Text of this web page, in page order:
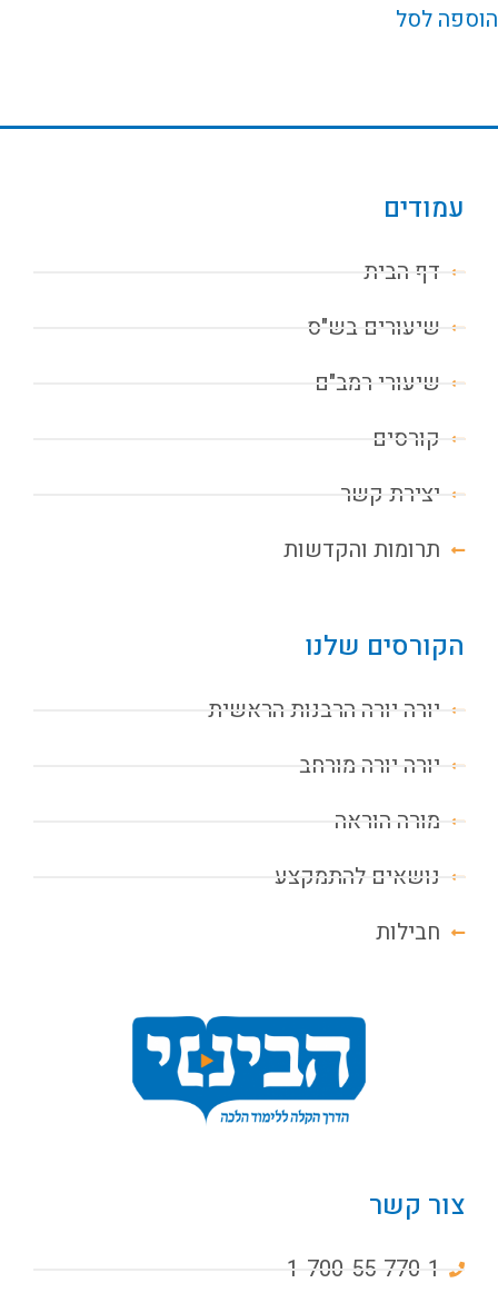
הוספה לסל
עמודים
דף הבית
שיעורים בש"ס
שיעורי רמב"ם
קורסים
יצירת קשר
תרומות והקדשות
הקורסים שלנו
יורה יורה הרבנות הראשית
יורה יורה מורחב
מורה הוראה
נושאים להתמקצע
חבילות
צור קשר
1-700-55-770-1